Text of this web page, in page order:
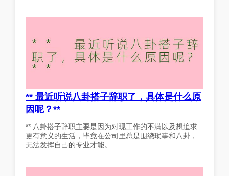
** 最近听说八卦搭子辞职了，具体是什么原
因呢？**
** 八卦搭子辞职主要是因为对现工作的不满以及想追求
更有意义的生活，毕竟在公司里总是围绕琐事和八卦，
无法发挥自己的专业才能。